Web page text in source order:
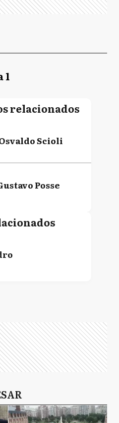
1
relacionados
Scioli
Posse